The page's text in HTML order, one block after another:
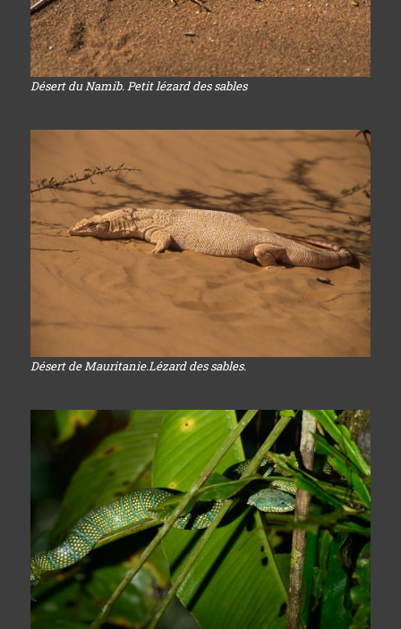
Désert du Namib. Petit lézard des sables
Désert de Mauritanie.Lézard des sables.